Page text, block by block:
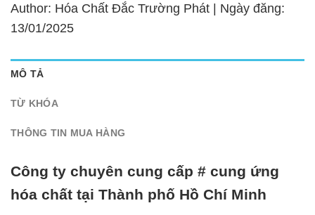
Author: Hóa Chất Đắc Trường Phát | Ngày đăng:
13/01/2025
MÔ TẢ
TỪ KHÓA
THÔNG TIN MUA HÀNG
Công ty chuyên cung cấp # cung ứng
hóa chất tại Thành phố Hồ Chí Minh